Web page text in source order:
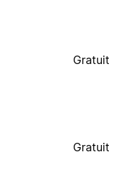
Gratuit
Gratuit